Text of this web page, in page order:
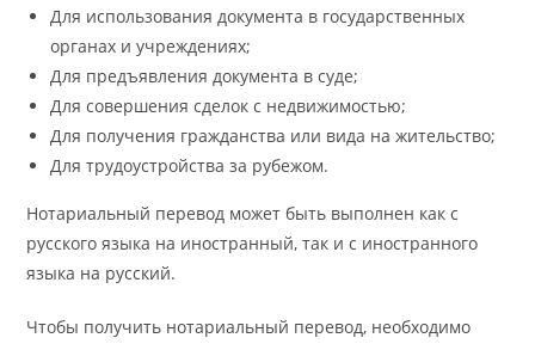
Для использования документа в государственных
органах и учреждениях;
Для предъявления документа в суде;
Для совершения сделок с недвижимостью;
Для получения гражданства или вида на жительство;
Для трудоустройства за рубежом.
Нотариальный перевод может быть выполнен как с
русского языка на иностранный, так и с иностранного
языка на русский.
Чтобы получить нотариальный перевод, необходимо